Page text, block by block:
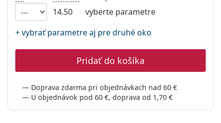
Persol
14.50
vyberte parametre
+ vybrať parametre aj pre druhé oko
Pridať do košíka
Doprava zdarma pri objednávkach nad 60 €
U objednávok pod 60 €, doprava od 1,70 €